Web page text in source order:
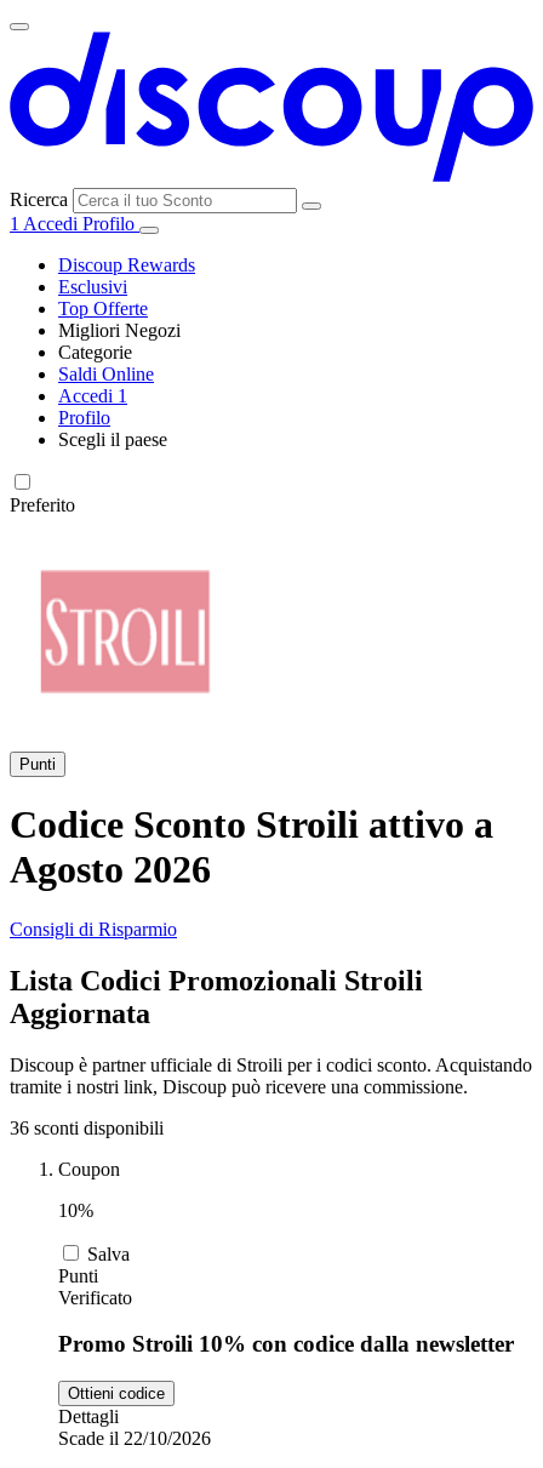
Ricerca
1 Accedi Profilo
Discoup Rewards
Esclusivi
Top Offerte
Migliori Negozi
SHEIN
eBay
Samsung
Fineco
Privé by
adidas
Categorie
Elettronica e
e Accessori
Vacanze e
Hotel
Profumi
Trasporti
Auto e Moto
Farmacia
Scarpe
Saldi Online
Accedi 1
Profilo
Scegli il paese
Preferito
Punti
Codice Sconto Stroili attivo a
Agosto 2026
Consigli di Risparmio
Lista Codici Promozionali Stroili
Aggiornata
Discoup è partner ufficiale di Stroili per i codici sconto. Acquistando
tramite i nostri link, Discoup può ricevere una commissione.
36 sconti disponibili
Coupon
10%
Salva
Punti
Verificato
Promo Stroili 10% con codice dalla newsletter
Ottieni codice
Dettagli
Scade il 22/10/2026